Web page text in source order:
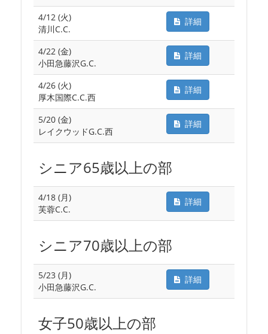
4/12 (火)
清川C.C.
詳細
4/22 (金)
小田急藤沢G.C.
詳細
4/26 (火)
厚木国際C.C.西
詳細
5/20 (金)
レイクウッドG.C.西
詳細
シニア65歳以上の部
4/18 (月)
芙蓉C.C.
詳細
シニア70歳以上の部
5/23 (月)
小田急藤沢G.C.
詳細
女子50歳以上の部